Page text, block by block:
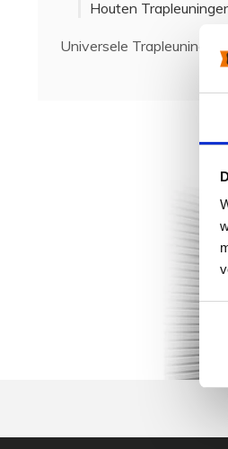
Houten
Universele Trapleuningen